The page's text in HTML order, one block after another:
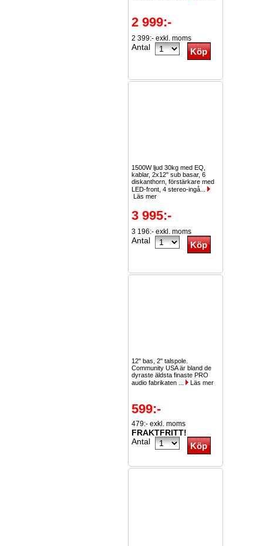
2 999:-
2 399:- exkl. moms
Antal
1500W ljud 30kg med EQ,
kablar, 2x12" sub basar, 6
diskanthorn, förstärkare med
LED-front, 4 stereo-ingå...
Läs mer
3 995:-
3 196:- exkl. moms
Antal
12" bas, 2" talspole.
Community USA är bland de
dyraste äldsta finaste PRO
audio fabrikaten ...
Läs mer
599:-
479:- exkl. moms
FRAKTFRITT!
Antal